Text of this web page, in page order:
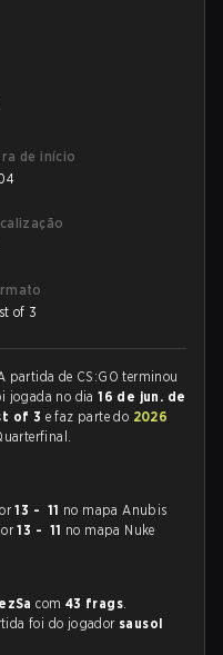
de início
of 3
partida de CS:GO terminou
jogada no dia16 de jun. de
of 3 e faz parte do 2026
13 - 11 no mapa Anubis
13 - 11 no mapa Nuke
com 43 frags.
foi do jogador sausol